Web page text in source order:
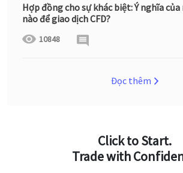
Hợp đồng cho sự khác biệt: Ý nghĩa
nào để giao dịch CFD?
10848
Đọc thêm
Click to Start.
Trade with